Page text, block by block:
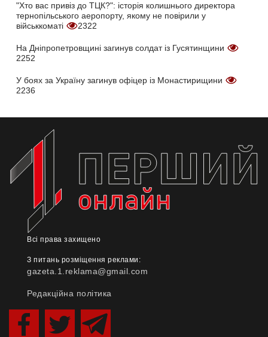
"Хто вас привіз до ТЦК?": історія колишнього директора
тернопільського аеропорту, якому не повірили у
військкоматі
2322
На Дніпропетровщині загинув солдат із Гусятинщини
2252
У боях за Україну загинув офіцер із Монастирищини
2236
Всі права захищено
З питань розміщення реклами:
gazeta.1.reklama@gmail.com
Редакційна політика